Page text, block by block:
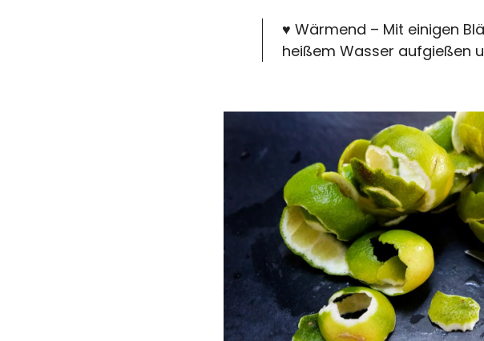
♥ Wärmend – Mit einigen
heißem Wasser aufgießen